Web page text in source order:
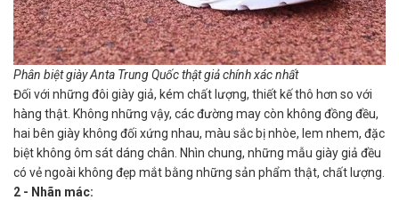
Phân biệt giày Anta Trung Quốc thật giả chính xác nhất
Đối với những đôi giày giả, kém chất lượng, thiết kế thô hơn so với
hàng thật. Không những vậy, các đường may còn không đồng đều,
hai bên giày không đối xứng nhau, màu sắc bị nhòe, lem nhem, đặc
biệt không ôm sát dáng chân. Nhìn chung, những mẫu giày giả đều
có vẻ ngoài không đẹp mắt bằng những sản phẩm thật, chất lượng.
2 - Nhãn mác: